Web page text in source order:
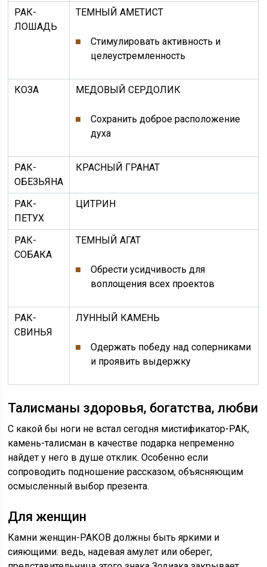
РАК-
ЛОШАДЬ
ТЕМНЫЙ АМЕТИСТ
Стимулировать активность и
целеустремленность
КОЗА МЕДОВЫЙ СЕРДОЛИК
Сохранить доброе расположение
духа
РАК-
ОБЕЗЬЯНА
КРАСНЫЙ ГРАНАТ
РАК-
ПЕТУХ
ЦИТРИН
РАК-
СОБАКА
ТЕМНЫЙ АГАТ
Обрести усидчивость для
воплощения всех проектов
РАК-
СВИНЬЯ
ЛУННЫЙ КАМЕНЬ
Одержать победу над соперниками
и проявить выдержку
Талисманы здоровья, богатства, любви
С какой бы ноги не встал сегодня мистификатор-РАК,
камень-талисман в качестве подарка непременно
найдет у него в душе отклик. Особенно если
сопроводить подношение рассказом, объясняющим
осмысленный выбор презента.
Для женщин
Камни женщин-РАКОВ должны быть яркими и
сияющими: ведь, надевая амулет или оберег,